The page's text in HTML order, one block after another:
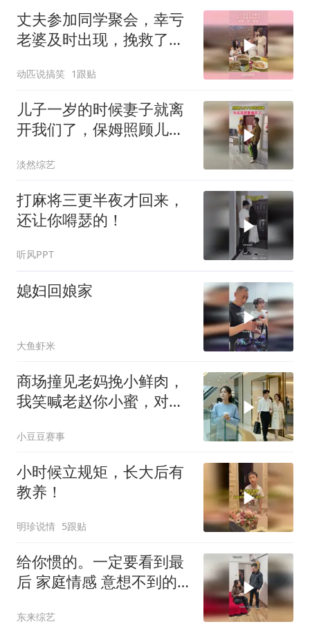
丈夫参加同学聚会，幸亏
老婆及时出现，挽救了两
动匹说搞笑 1跟贴
儿子一岁的时候妻子就离
开我们了，保姆照顾儿子
淡然综艺
打麻将三更半夜才回来，
还让你嘚瑟的！
听风PPT
媳妇回娘家
大鱼虾米
商场撞见老妈挽小鲜肉，
我笑喊老赵你小蜜，对方
小豆豆赛事
小时候立规矩，长大后有
教养！
明珍说情 5跟贴
给你惯的。一定要看到最
后 家庭情感 意想不到的
东来综艺